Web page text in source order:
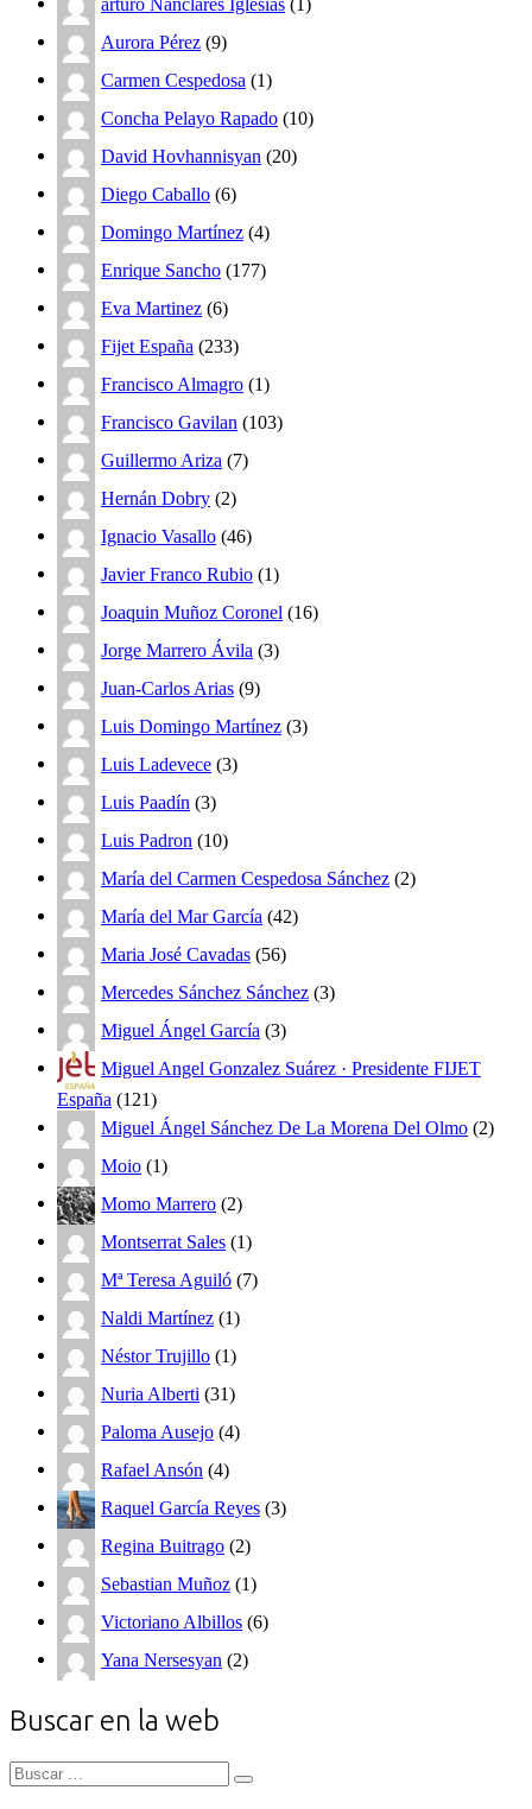
Aurora Pérez (9)
Carmen Cespedosa (1)
Concha Pelayo Rapado (10)
David Hovhannisyan (20)
Diego Caballo (6)
Domingo Martínez (4)
Enrique Sancho (177)
Eva Martinez (6)
Fijet España (233)
Francisco Almagro (1)
Francisco Gavilan (103)
Guillermo Ariza (7)
Hernán Dobry (2)
Ignacio Vasallo (46)
Javier Franco Rubio (1)
Joaquin Muñoz Coronel (16)
Jorge Marrero Ávila (3)
Juan-Carlos Arias (9)
Luis Domingo Martínez (3)
Luis Ladevece (3)
Luis Paadín (3)
Luis Padron (10)
María del Carmen Cespedosa Sánchez (2)
María del Mar García (42)
Maria José Cavadas (56)
Mercedes Sánchez Sánchez (3)
Miguel Ángel García (3)
Miguel Angel Gonzalez Suárez · Presidente FIJET
España (121)
Miguel Ángel Sánchez De La Morena Del Olmo (2)
Moio (1)
Momo Marrero (2)
Montserrat Sales (1)
Mª Teresa Aguiló (7)
Naldi Martínez (1)
Néstor Trujillo (1)
Nuria Alberti (31)
Paloma Ausejo (4)
Rafael Ansón (4)
Raquel García Reyes (3)
Regina Buitrago (2)
Sebastian Muñoz (1)
Victoriano Albillos (6)
Yana Nersesyan (2)
Buscar en la web
Buscar
for:
Buscar